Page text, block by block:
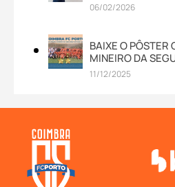
06/02/2026
BAIXE O PÔSTER
MINEIRO DA
11/12/2025